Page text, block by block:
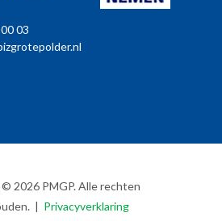
03
2026 PMGP. Alle rechten
| Privacyverklaring